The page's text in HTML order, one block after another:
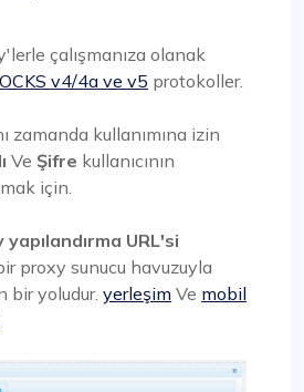
çalışmanıza olanak
v4/4a ve v5 protokoller.
zamanda kullanımına izin
Ve Şifre kullanıcının
için.
URL'si
proxy sunucu havuzuyla
bir yoludur. yerleşim Ve mobil